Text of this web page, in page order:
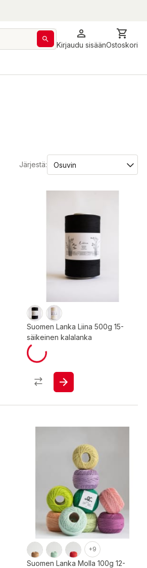
Kirjaudu sisäänOstoskori
Järjestä:
Suomen Lanka Liina 500g 15-
säikeinen kalalanka
+9
Suomen Lanka Molla 100g 12-